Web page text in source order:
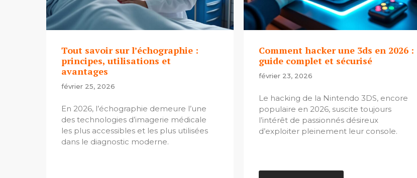
Tout savoir sur l’échographie :
principes, utilisations et
avantages
février 25, 2026
En 2026, l’échographie demeure l’une
des technologies d’imagerie médicale
les plus accessibles et les plus utilisées
dans le diagnostic moderne.
Comment hacker une 3ds en 2026 :
guide complet et sécurisé
février 23, 2026
Le hacking de la Nintendo 3DS, encore
populaire en 2026, suscite toujours
l’intérêt de passionnés désireux
d’exploiter pleinement leur console.